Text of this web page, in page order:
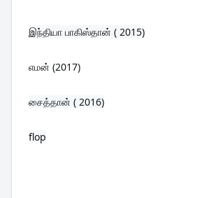
இந்தியா பாகிஸ்தான் ( 2015)
எமன் (2017)
சைத்தான் ( 2016)
flop